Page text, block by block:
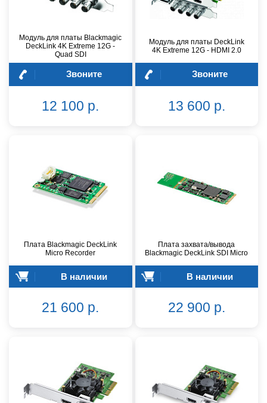
Модуль для платы Blackmagic
DeckLink 4K Extreme 12G -
Quad SDI
Звоните
12 100 р.
Модуль для платы DeckLink
4K Extreme 12G - HDMI 2.0
Звоните
13 600 р.
Плата Blackmagic DeckLink
Micro Recorder
В наличии
21 600 р.
Плата захвата/вывода
Blackmagic DeckLink SDI Micro
В наличии
22 900 р.